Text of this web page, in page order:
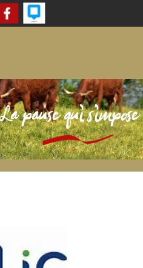
La pause qui s'impose